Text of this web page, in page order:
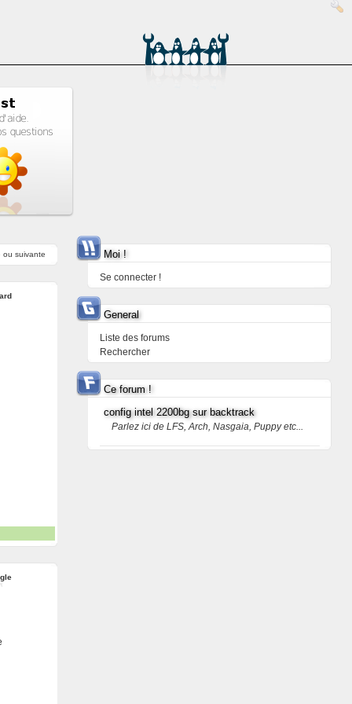
ou suivante Moi !
Se connecter !
General
Liste des forums
Rechercher
Ce forum !
config intel 2200bg sur backtrack
Parlez ici de LFS, Arch, Nasgaia, Puppy etc...